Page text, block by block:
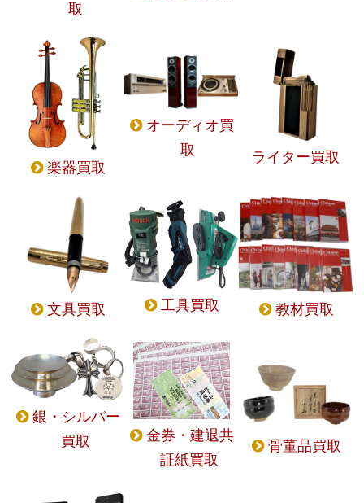
取
楽器買取
オーディオ買
取
ライター買取
文具買取 工具買取 教材買取
銀・シルバー
買取
金券・建退共
証紙買取
骨董品買取